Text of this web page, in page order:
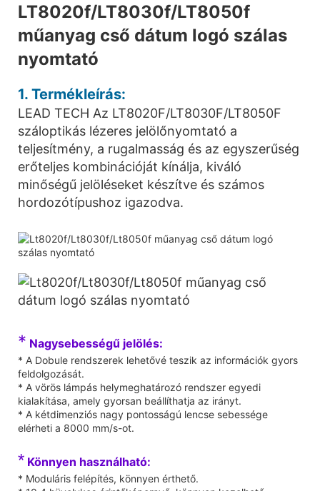
LT8020f/LT8030f/LT8050f
műanyag cső dátum logó szálas
nyomtató
1. Termékleírás:
LEAD TECH Az LT8020F/LT8030F/LT8050F
száloptikás lézeres jelölőnyomtató a
teljesítmény, a rugalmasság és az egyszerűség
erőteljes kombinációját kínálja, kiváló
minőségű jelöléseket készítve és számos
hordozótípushoz igazodva.
* Nagysebességű jelölés:
* A Dobule rendszerek lehetővé teszik az információk gyors
feldolgozását.
* A vörös lámpás helymeghatározó rendszer egyedi
kialakítása, amely gyorsan beállíthatja az irányt.
* A kétdimenziós nagy pontosságú lencse sebessége
elérheti a 8000 mm/s-ot.
* Könnyen használható:
* Moduláris felépítés, könnyen érthető.